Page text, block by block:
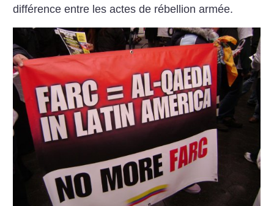
différence entre les actes de rébellion armée.